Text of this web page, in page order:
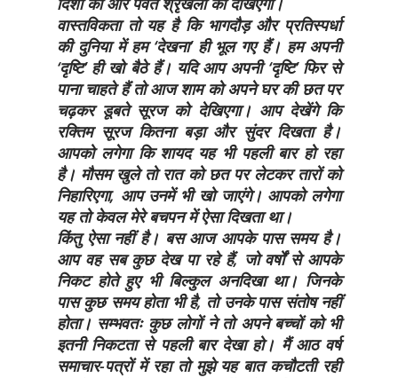
वास्तविकता तो यह है कि भागदौड़ और प्रतिस्पर्धा
की दुनिया में हम ‘देखना’ ही भूल गए हैं। हम अपनी
‘दृष्टि’ ही खो बैठे हैं। यदि आप अपनी ‘दृष्टि’ फिर से
पाना चाहते हैं तो आज शाम को अपने घर की छत पर
चढ़कर डूबते सूरज को देखिएगा। आप देखेंगे कि
रक्तिम सूरज कितना बड़ा और सुंदर दिखता है।
आपको लगेगा कि शायद यह भी पहली बार हो रहा
है। मौसम खुले तो रात को छत पर लेटकर तारों को
निहारिएगा, आप उनमें भी खो जाएंगे। आपको लगेगा
यह तो केवल मेरे बचपन में ऐसा दिखता था।
किंतु ऐसा नहीं है। बस आज आपके पास समय है।
आप वह सब कुछ देख पा रहे हैं, जो वर्षों से आपके
निकट होते हुए भी बिल्कुल अनदिखा था। जिनके
पास कुछ समय होता भी है, तो उनके पास संतोष नहीं
होता। सम्भवतः कुछ लोगों ने तो अपने बच्चों को भी
इतनी निकटता से पहली बार देखा हो। मैं आठ वर्ष
समाचार-पत्रों में रहा तो मुझे यह बात कचौटती रही